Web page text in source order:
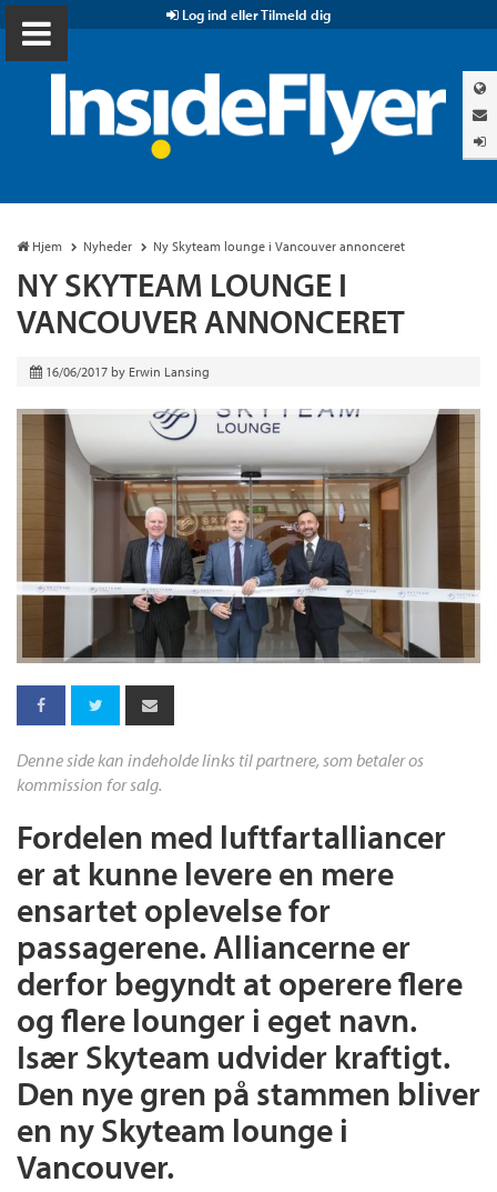
Log ind eller Tilmeld dig
Hjem Nyheder Ny Skyteam lounge i Vancouver annonceret
NY SKYTEAM LOUNGE I
VANCOUVER ANNONCERET
16/06/2017 by Erwin Lansing
Denne side kan indeholde links til partnere, som betaler os
kommission for salg.
Fordelen med luftfartalliancer
er at kunne levere en mere
ensartet oplevelse for
passagerene. Alliancerne er
derfor begyndt at operere flere
og flere lounger i eget navn.
Især Skyteam udvider kraftigt.
Den nye gren på stammen bliver
en ny Skyteam lounge i
Vancouver.